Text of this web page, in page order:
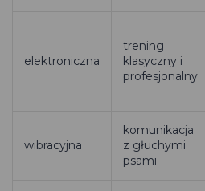
elektroniczna
trening
klasyczny i
profesjonalny
wibracyjna
komunikacja
z głuchymi
psami